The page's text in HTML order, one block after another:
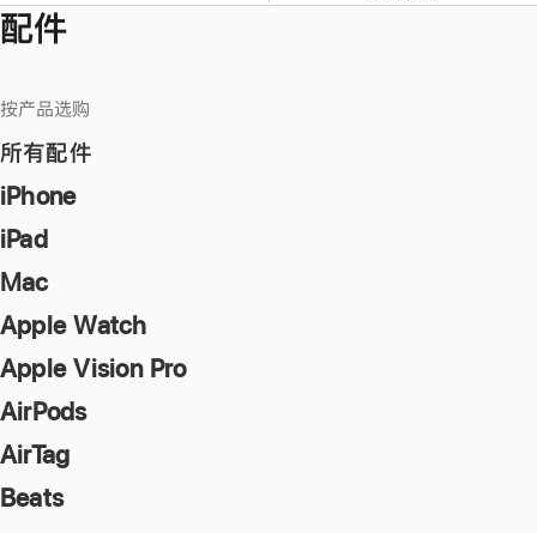
配件
按产品选购
所有配件
iPhone
iPad
Mac
Apple Watch
Apple Vision Pro
AirPods
AirTag
Beats